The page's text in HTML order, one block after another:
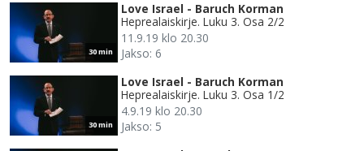
30 min
Love Israel - Baruch Korman
Heprealaiskirje. Luku 3. Osa 2/2
11.9.19 klo 20.30
Jakso: 6
30 min
Love Israel - Baruch Korman
Heprealaiskirje. Luku 3. Osa 1/2
4.9.19 klo 20.30
Jakso: 5